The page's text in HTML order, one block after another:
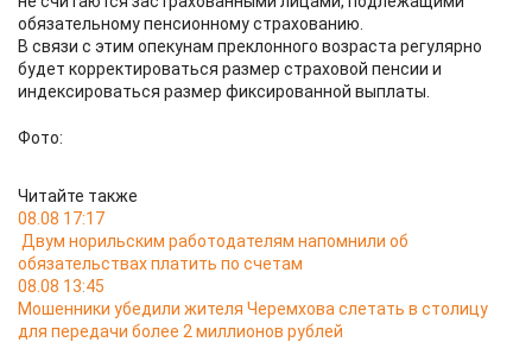
обязательному пенсионному страхованию.
В связи с этим опекунам преклонного возраста регулярно
будет корректироваться размер страховой пенсии и
индексироваться размер фиксированной выплаты.
Фото:
Читайте также
08.08 17:17
Двум норильским работодателям напомнили об
обязательствах платить по счетам
08.08 13:45
Мошенники убедили жителя Черемхова слетать в столицу
для передачи более 2 миллионов рублей